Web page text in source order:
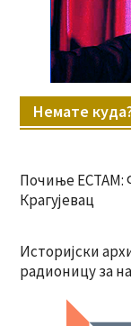
Немате
Почиње ЕСТАМ:
Крагујевац
Историјски
радионицу за